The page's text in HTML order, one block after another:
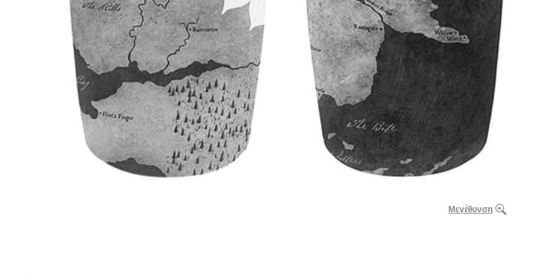
Μεγέθυνση